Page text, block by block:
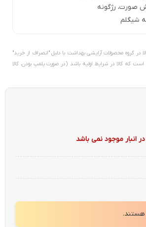
صورت، رژگونه
شیگلم
در گروه محصولات آرایشی بهداشت با دلیل "انصراف از خرید"
است که کالا در شرایط اولیه باشد (در صورت پلمپ بودن، کالا
در انبار موجود نمی باشد
هستند.